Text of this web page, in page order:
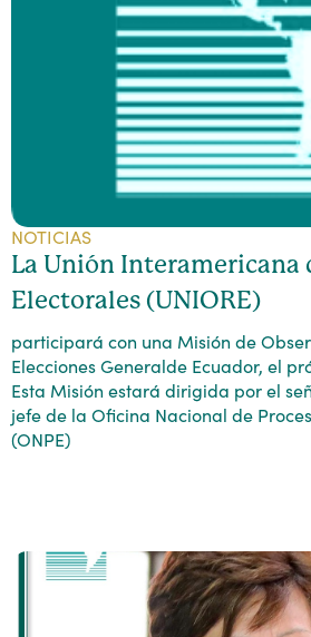
NOTICIAS
La Unión Interamericana
Electorales (UNIORE)
participará con una Misión de
Elecciones Generalde Ecuador, el
Esta Misión estará dirigida por el
jefe de la Oficina Nacional de
(ONPE)